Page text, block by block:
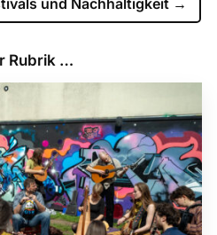
Rubrik …